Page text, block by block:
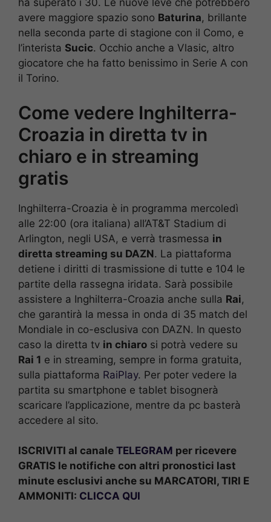
ha superato i 30. Le nuove leve che potrebbero
avere maggiore spazio sono Baturina, brillante
nella seconda parte di stagione con il Como, e
l’interista Sucic. Occhio anche a Vlasic, altro
giocatore che ha fatto benissimo in Serie A con
il Torino.
Come vedere Inghilterra-
Croazia in diretta tv in
chiaro e in streaming
gratis
Inghilterra-Croazia è in programma mercoledì
alle 22:00 (ora italiana) all’AT&T Stadium di
Arlington, negli USA, e verrà trasmessa in
diretta streaming su DAZN. La piattaforma
detiene i diritti di trasmissione di tutte e 104 le
partite della rassegna iridata. Sarà possibile
assistere a Inghilterra-Croazia anche sulla Rai,
che garantirà la messa in onda di 35 match del
Mondiale in co-esclusiva con DAZN. In questo
caso la diretta tv in chiaro si potrà vedere su
Rai 1 e in streaming, sempre in forma gratuita,
sulla piattaforma RaiPlay. Per poter vedere la
partita su smartphone e tablet bisognerà
scaricare l’applicazione, mentre da pc basterà
accedere al sito.
ISCRIVITI al canale TELEGRAM per ricevere
GRATIS le notifiche con altri pronostici last
minute esclusivi anche su MARCATORI, TIRI E
AMMONITI: CLICCA QUI